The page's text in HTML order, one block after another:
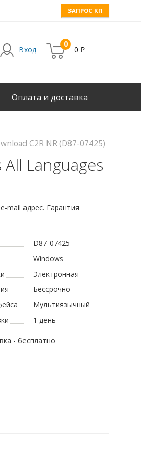
ЗАПРОС КП
Вход
0
0 i
Оплата и доставка
C2R NR (D87-07425)
Languages
mail адрес. Гарантия
D87-07425
Windows
Электронная
Бессрочно
Мультиязычный
1 день
- бесплатно